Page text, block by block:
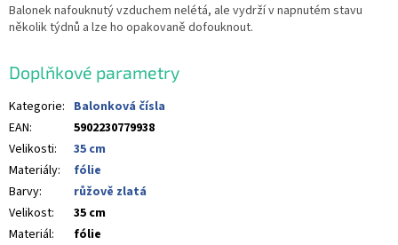
Balonek nafouknutý vzduchem nelétá, ale vydrží v napnutém stavu
několik týdnů a lze ho opakovaně dofouknout.
Doplňkové parametry
Kategorie: Balonková čísla
EAN:
5902230779938
Velikosti:
35 cm
Materiály:
fólie
Barvy:
růžově zlatá
Velikost:
35 cm
Materiál:
fólie